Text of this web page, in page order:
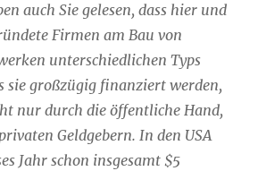
auch Sie gelesen, dass hier und
Firmen am Bau von
unterschiedlichen Typs
sie großzügig finanziert werden,
nur durch die öffentliche Hand,
Geldgebern. In den USA
Jahr schon insgesamt $5